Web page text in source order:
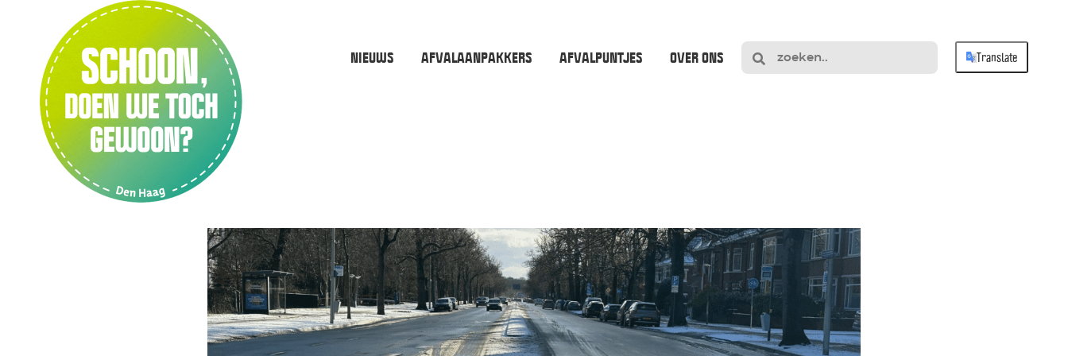
NIEUWS AFVALAANPAKKERS AFVALPUNTJES OVER ONS Translate